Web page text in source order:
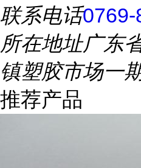
联系电话0769-
所在地址广东
镇塑胶市场一
推荐产品